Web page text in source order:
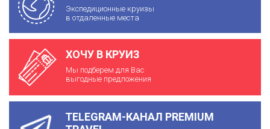
Экспедиционные круизы
в отдаленные места
ХОЧУ В КРУИЗ
Мы подберем для Вас
выгодные предложения
TELEGRAM-КАНАЛ PREMIUM